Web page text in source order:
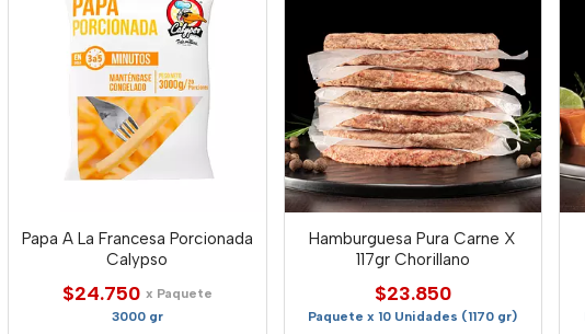
Papa A La Francesa Porcionada
Calypso
$24.750 x Paquete
3000 gr
Hamburguesa Pura Carne X
117gr Chorillano
$23.850
Paquete x 10 Unidades (1170 gr)